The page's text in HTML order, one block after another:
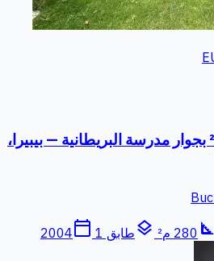
فيلا بقطعة أرض 500 م² بجوار مدرسة البريطانية — بيبيرا،
square_foot 280 م² layers طابق 1 calendar_today
2004